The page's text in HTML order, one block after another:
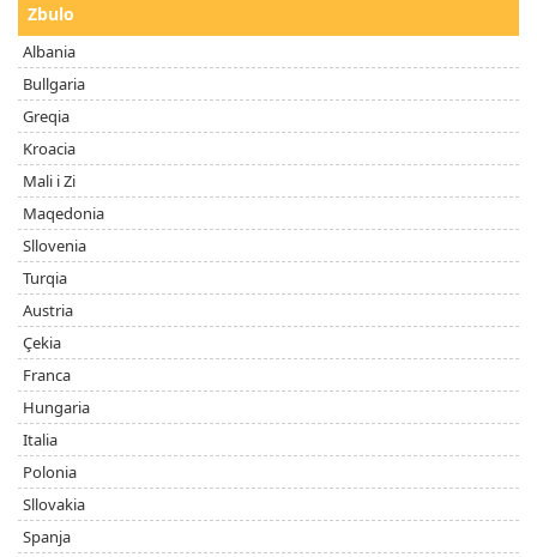
Zbulo
Albania
Bullgaria
Greqia
Kroacia
Mali i Zi
Maqedonia
Sllovenia
Turqia
Austria
Çekia
Franca
Hungaria
Italia
Polonia
Sllovakia
Spanja